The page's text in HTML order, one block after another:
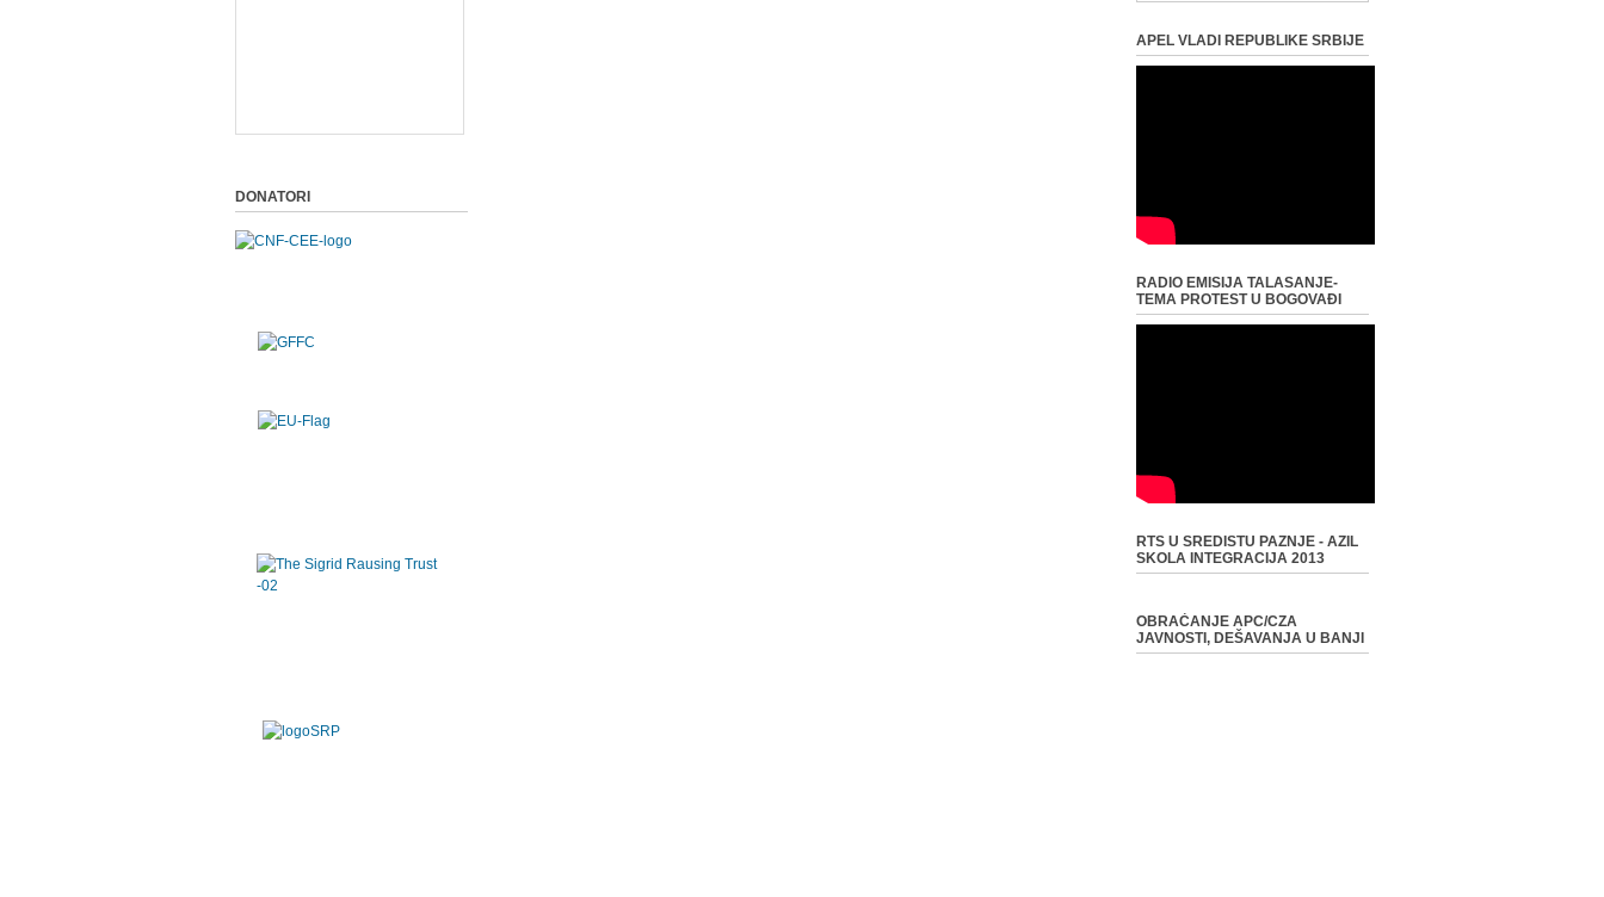
DONATORI
APEL VLADI REPUBLIKE SRBIJE
RADIO EMISIJA TALASANJE-
TEMA PROTEST U BOGOVAĐI
RTS U SREDISTU PAZNJE - AZIL
SKOLA INTEGRACIJA 2013
OBRAĆANJE APC/CZA
JAVNOSTI, DEŠAVANJA U BANJI